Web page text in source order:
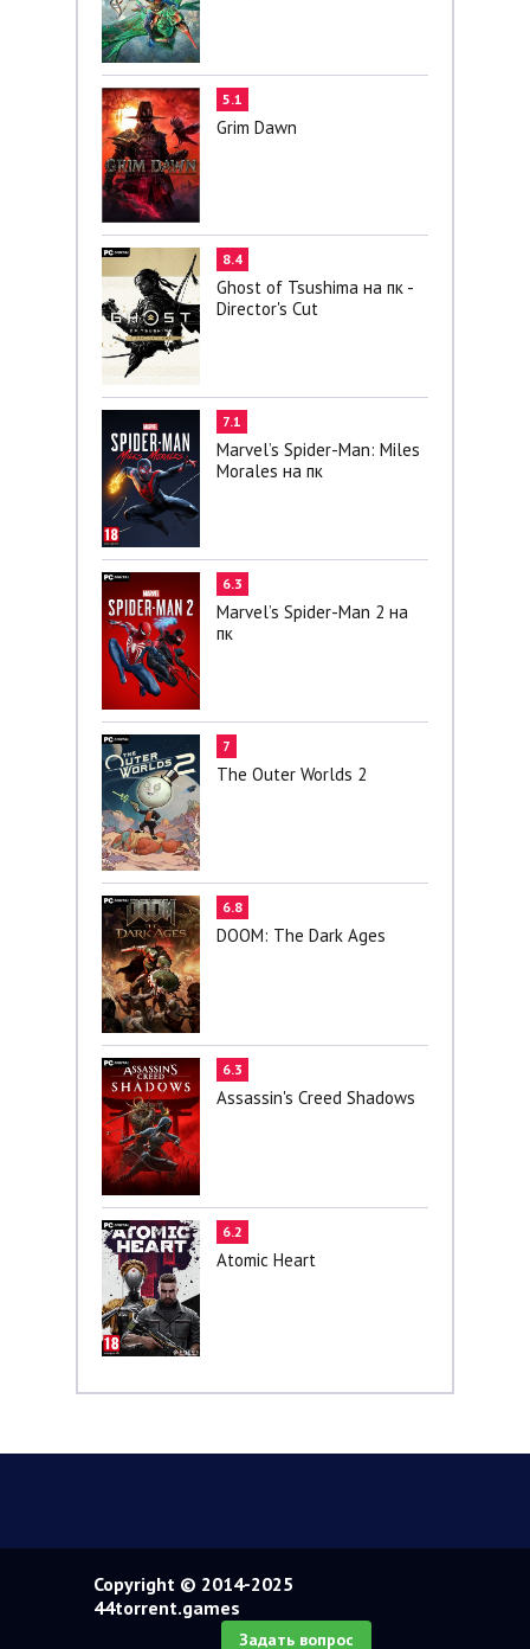
5.1
Grim Dawn
8.4
Ghost of Tsushima на пк -
Director's Cut
7.1
Marvel’s Spider-Man: Miles
Morales на пк
6.3
Marvel’s Spider-Man 2 на
пк
7
The Outer Worlds 2
6.8
DOOM: The Dark Ages
6.3
Assassin's Creed Shadows
6.2
Atomic Heart
Copyright © 2014-2025
44torrent.games
Задать вопрос